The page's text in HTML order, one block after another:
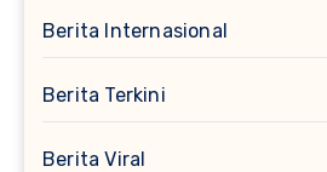
Berita Internasional
Berita Terkini
Berita Viral